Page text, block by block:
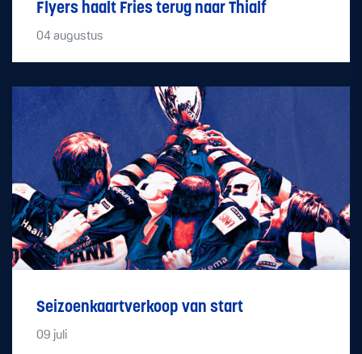
Flyers haalt Fries terug naar Thialf
04 augustus
Seizoenkaartverkoop van start
09 juli